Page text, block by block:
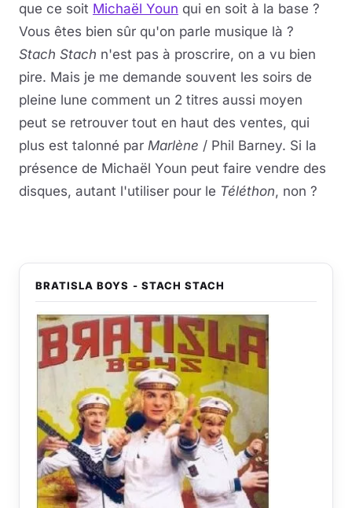
que ce soit Michaël Youn qui en soit à la base ?
Vous êtes bien sûr qu'on parle musique là ?
Stach Stach n'est pas à proscrire, on a vu bien
pire. Mais je me demande souvent les soirs de
pleine lune comment un 2 titres aussi moyen
peut se retrouver tout en haut des ventes, qui
plus est talonné par Marlène / Phil Barney. Si la
présence de Michaël Youn peut faire vendre des
disques, autant l'utiliser pour le Téléthon, non ?
BRATISLA BOYS - STACH STACH